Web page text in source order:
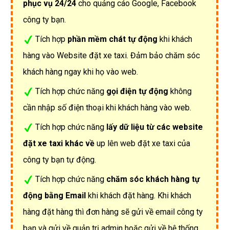
phục vụ 24/24 cho quảng cáo Google, Facebook
công ty bạn.
Tích hợp phần mềm chát tự động khi khách
hàng vào Website đặt xe taxi. Đảm bảo chăm sóc
khách hàng ngay khi họ vào web.
Tích hợp chức năng gọi điện tự động không
cần nhập số điện thoại khi khách hàng vào web.
Tích hợp chức năng lấy dữ liệu từ các website
đặt xe taxi khác về up lên web đặt xe taxi của
công ty bạn tự động.
Tích hợp chức năng chăm sóc khách hàng tự
động bằng Email khi khách đặt hàng. Khi khách
hàng đặt hàng thì đơn hàng sẽ gửi về email công ty